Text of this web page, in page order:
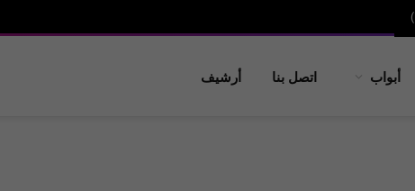
)
أبواب اتصل بنا أرشيف